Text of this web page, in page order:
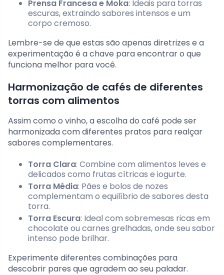
Prensa Francesa e Moka: Ideais para torras
escuras, extraindo sabores intensos e um
corpo cremoso.
Lembre-se de que estas são apenas diretrizes e a
experimentação é a chave para encontrar o que
funciona melhor para você.
Harmonização de cafés de diferentes
torras com alimentos
Assim como o vinho, a escolha do café pode ser
harmonizada com diferentes pratos para realçar
sabores complementares.
Torra Clara: Combine com alimentos leves e
delicados como frutas cítricas e iogurte.
Torra Média: Pães e bolos de nozes
complementam o equilíbrio de sabores desta
torra.
Torra Escura: Ideal com sobremesas ricas em
chocolate ou carnes grelhadas, onde seu sabor
intenso pode brilhar.
Experimente diferentes combinações para
descobrir pares que agradem ao seu paladar.